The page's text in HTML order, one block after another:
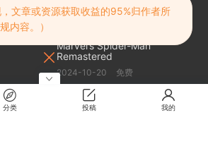
随机推荐
Marvel’s Spider-Man
Remastered
2024-10-20 免费
Legal High1 胜者即是正义
2023-03-07
分类 投稿 我的
文章或资源获取收益的95%归作者所
内容。）